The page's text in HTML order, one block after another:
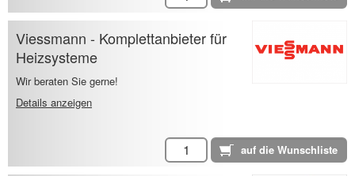
Viessmann - Komplettanbieter für
Heizsysteme
Wir beraten Sie gerne!
Details anzeigen